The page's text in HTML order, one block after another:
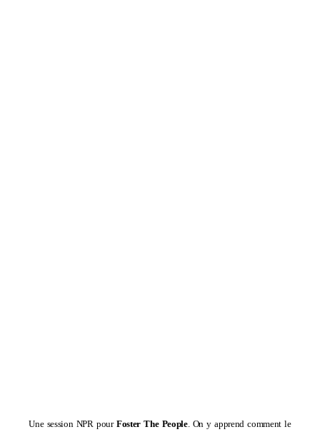
Une session NPR pour Foster The People. On y apprend comment le